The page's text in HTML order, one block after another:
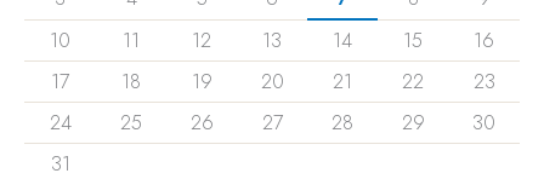
10
11 12 13 14 15
16
17
18 19 20 21 22
23
24
25 26 27 28 29
30
31